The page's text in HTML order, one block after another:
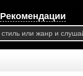
Рекомендации